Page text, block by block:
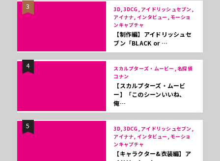
3
3D, 3DCG, アイドリッシュセブン,
アイナナ, インタビュー, モーショ
ンキャプチャ
【制作編】アイドリッシュセ
ブン「BLACK or …
4
スカルプターズ・ムービー, 名探偵
コナン
【スカルプターズ・ムービ
ー】「このシーンいいね、
俺…
5
3D, 3DCG, アイドリッシュセブン,
アイナナ, インタビュー, モーショ
ンキャプチャ
【キャラクター&衣装編】ア